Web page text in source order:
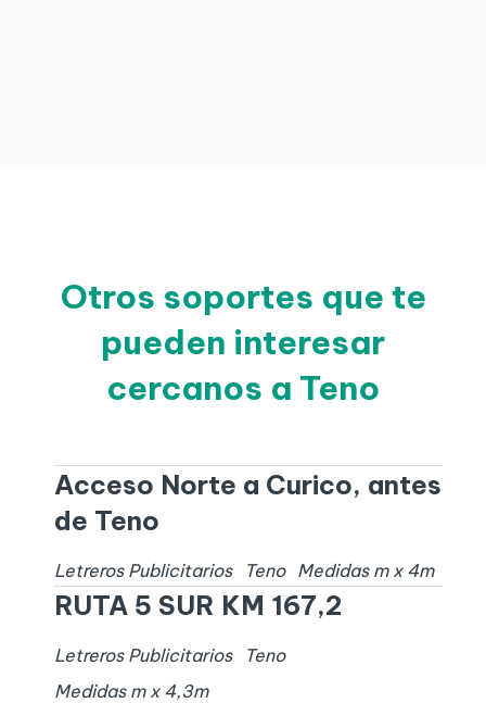
Otros soportes que te
pueden interesar
cercanos a Teno
Acceso Norte a Curico, antes
de Teno
Letreros Publicitarios Teno Medidas m x 4m
RUTA 5 SUR KM 167,2
Letreros Publicitarios
Teno
Medidas m x 4,3m